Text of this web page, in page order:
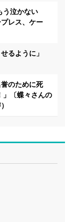
う泣かない
レス、ケー
るように」
のために死
〔蝶々さんの